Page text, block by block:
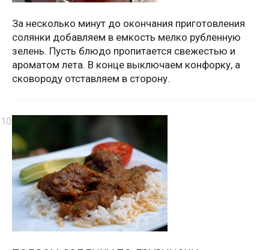
За несколько минут до окончания приготовления
солянки добавляем в емкость мелко рубленную
зелень. Пусть блюдо пропитается свежестью и
ароматом лета. В конце выключаем конфорку, а
сковороду отставляем в сторону.